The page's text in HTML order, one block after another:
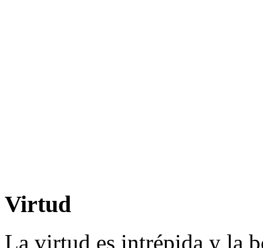
Virtud
La virtud es intrépida y la